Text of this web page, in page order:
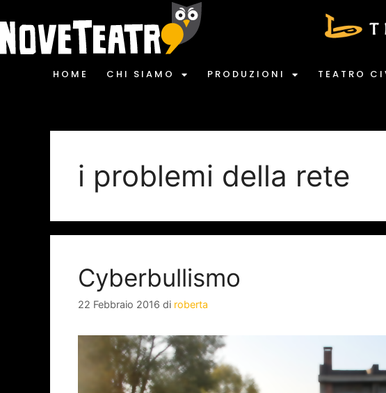
HOME CHI SIAMO PRODUZIONI TEATRO
i problemi della rete
Cyberbullismo
22 Febbraio 2016 di roberta